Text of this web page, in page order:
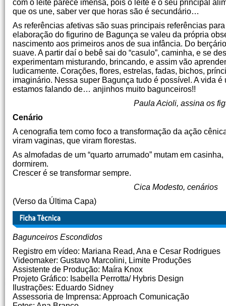
com o leite parece imensa, pois o leite é o seu principal
que os une, saber ver que horas são é secundário…
As referências afetivas são suas principais referências
elaboração do figurino de Bagunça se valeu da própria
nascimento aos primeiros anos de sua infância. Do
suave. A partir daí o bebê sai do “casulo”, caminha, e se
experimentam misturando, brincando, e assim vão
ludicamente. Corações, flores, estrelas, fadas, bichos,
imaginário. Nessa super Bagunça tudo é possível. A vida
estamos falando de… anjinhos muito bagunceiros!!
Paula Acioli, assina os
Cenário
A cenografia tem como foco a transformação da ação
viram vaginas, que viram florestas.
As almofadas de um “quarto arrumado” mutam em
dormirem.
Crescer é se transformar sempre.
Cica Modesto, cenários
(Verso da Última Capa)
Bagunceiros Escondidos
Registro em vídeo: Mariana Read, Ana e Cesar Rodrigues
Videomaker: Gustavo Marcolini, Limite Produções
Assistente de Produção: Maíra Knox
Projeto Gráfico: Isabella Perrotta/ Hybris Design
Ilustrações: Eduardo Sidney
Assessoria de Imprensa: Approach Comunicação